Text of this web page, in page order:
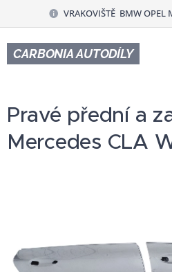
VRAKOVIŠTĚ BMW OPEL
CARBONIA AUTODÍLY
Pravé přední a
Mercedes CLA